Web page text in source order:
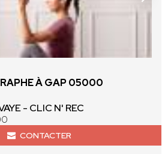
À GAP 05000
- CLIC N' REC
CONTACTER